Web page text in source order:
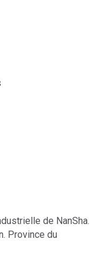
de NanSha.
Province du